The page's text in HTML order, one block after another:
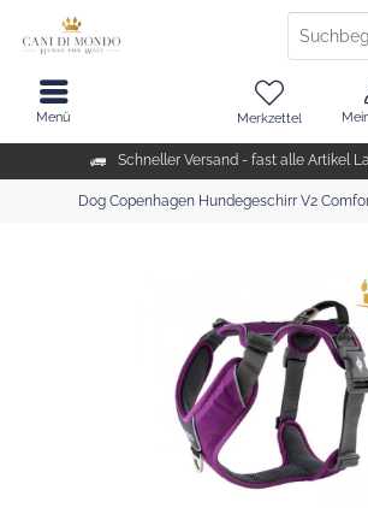
Schneller Versand - fast alle Artikel
Merkzettel
Menü
Dog Copenhagen Hundegeschirr V2